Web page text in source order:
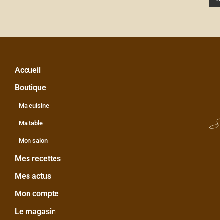
Accueil
Boutique
Ma cuisine
Ma table
Mon salon
Mes recettes
Mes actus
Mon compte
Le magasin